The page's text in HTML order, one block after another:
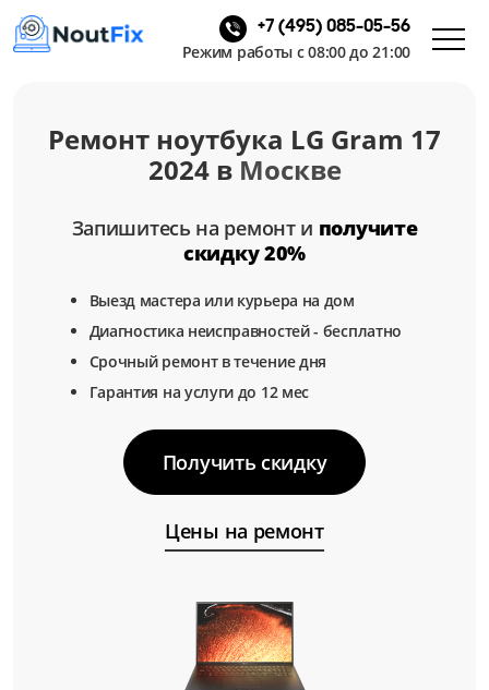
+7 (495) 085-05-56
Режим работы с 08:00 до 21:00
Ремонт ноутбука LG Gram 17
2024 в Москве
Запишитесь на ремонт и получите
скидку 20%
Выезд мастера или курьера на дом
Диагностика неисправностей - бесплатно
Срочный ремонт в течение дня
Гарантия на услуги до 12 мес
Получить скидку
Цены на ремонт